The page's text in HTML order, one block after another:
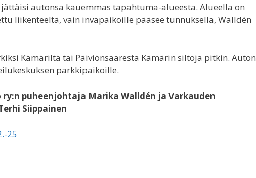
autonsa kauemmas tapahtuma-alueesta. Alueella on
liikenteeltä, vain invapaikoille pääsee tunnuksella, Walldén
Kämäriltä tai Päiviönsaaresta Kämärin siltoja pitkin. Auton
parkkipaikoille.
puheenjohtaja Marika Walldén ja Varkauden
Siippainen
25